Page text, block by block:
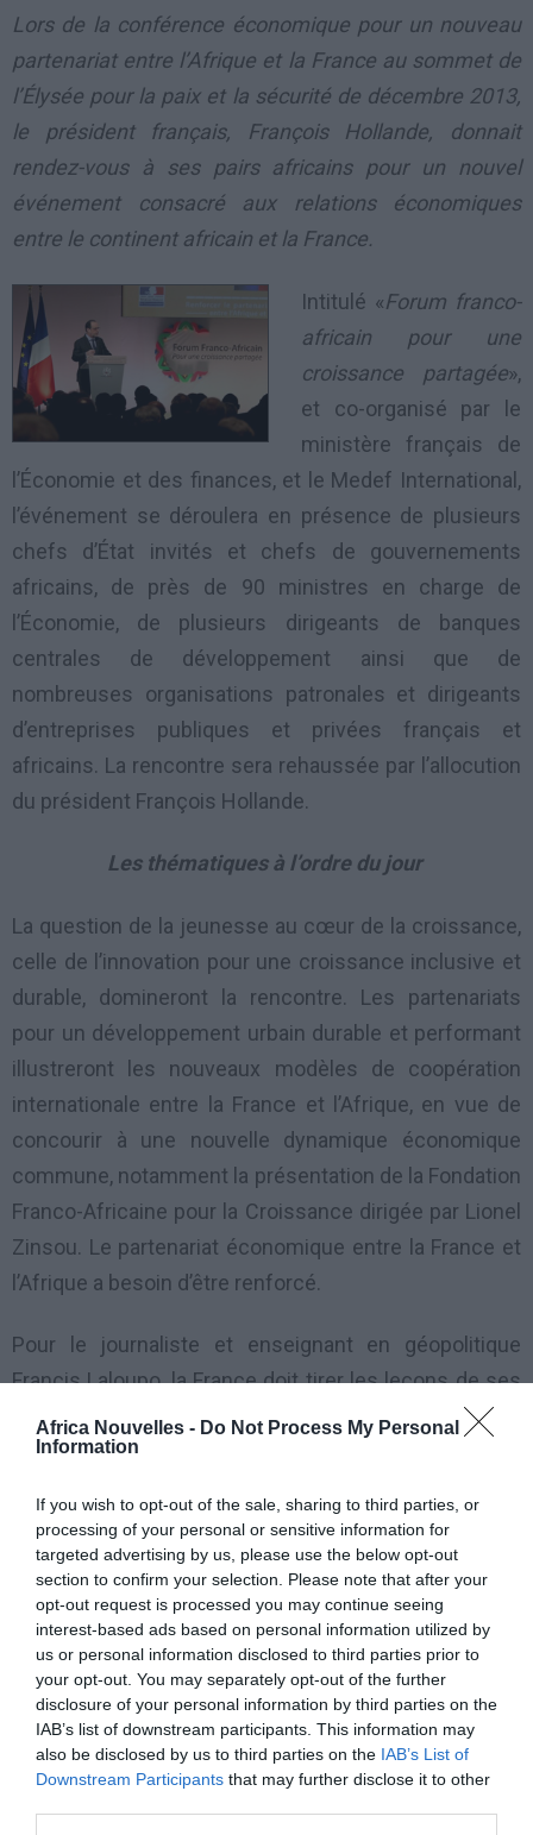
Africa Nouvelles - Do Not Process My Personal
Information
If you wish to opt-out of the sale, sharing to third parties, or
processing of your personal or sensitive information for
targeted advertising by us, please use the below opt-out
section to confirm your selection. Please note that after your
opt-out request is processed you may continue seeing
interest-based ads based on personal information utilized by
us or personal information disclosed to third parties prior to
your opt-out. You may separately opt-out of the further
disclosure of your personal information by third parties on the
IAB’s list of downstream participants. This information may
also be disclosed by us to third parties on the IAB’s List of
Downstream Participants that may further disclose it to other
Lors de la conférence économique pour un nouveau
partenariat entre l’Afrique et la France au sommet de
l’Élysée pour la paix et la sécurité de décembre 2013,
le président français, François Hollande, donnait
rendez-vous à ses pairs africains pour un nouvel
événement consacré aux relations économiques
entre le continent africain et la France.
Intitulé «Forum franco-
africain pour une
croissance partagée»,
et co-organisé par le
ministère français de
l’Économie et des finances, et le Medef International,
l’événement se déroulera en présence de plusieurs
chefs d’État invités et chefs de gouvernements
africains, de près de 90 ministres en charge de
l’Économie, de plusieurs dirigeants de banques
centrales de développement ainsi que de
nombreuses organisations patronales et dirigeants
d’entreprises publiques et privées français et
africains. La rencontre sera rehaussée par l’allocution
du président François Hollande.
Les thématiques à l’ordre du jour
La question de la jeunesse au cœur de la croissance,
celle de l’innovation pour une croissance inclusive et
durable, domineront la rencontre. Les partenariats
pour un développement urbain durable et performant
illustreront les nouveaux modèles de coopération
internationale entre la France et l’Afrique, en vue de
concourir à une nouvelle dynamique économique
commune, notamment la présentation de la Fondation
Franco-Africaine pour la Croissance dirigée par Lionel
Zinsou. Le partenariat économique entre la France et
l’Afrique a besoin d’être renforcé.
Pour le journaliste et enseignant en géopolitique
Francis Laloupo, la France doit tirer les leçons de ses
erreurs passées et de ses errements présents sur le
continent qui, pour accélérer son développement, se
voient le recul de l’influence de la France en Afrique,
Francis Laloupo décèlerait plutôt une redéfinition des
relations politiques, économiques et culturelles de
Paris avec le continent, et «plus précisément avec
l’Afrique francophone».
En effet, dès le milieu des années 1970, le système
de coopération mis en place à l’aune des